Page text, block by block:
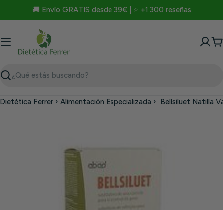
🚚 Envío GRATIS desde 39€ | ⭐ +1.300 reseñas
Buscar
Dietética Ferrer › Alimentación Especializada › Bellsiluet Natilla